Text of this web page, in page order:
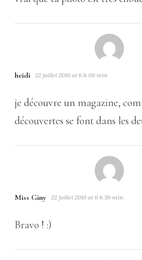
heidi 22 juillet 2010 at 6 h 08 min
je découvre un magazine,
découvertes se font dans les
Miss Giny 22 juillet 2010 at 6 h 59 min
Bravo ! :)